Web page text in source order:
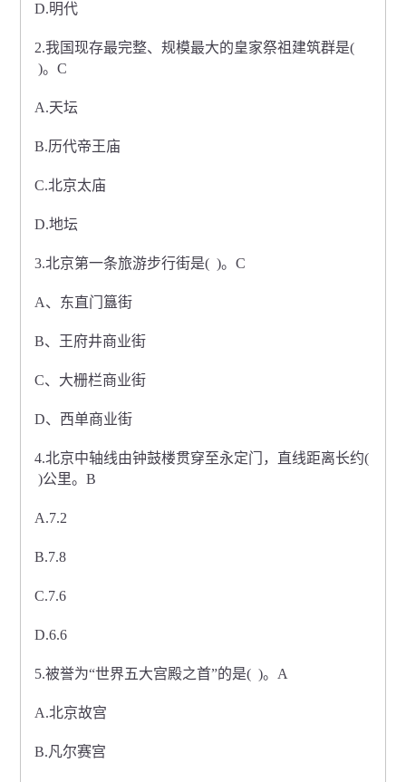
D.明代
2.我国现存最完整、规模最大的皇家祭祖建筑群是(
)。C
A.天坛
B.历代帝王庙
C.北京太庙
D.地坛
3.北京第一条旅游步行街是( )。C
A、东直门簋街
B、王府井商业街
C、大栅栏商业街
D、西单商业街
4.北京中轴线由钟鼓楼贯穿至永定门，直线距离长约(
)公里。B
A.7.2
B.7.8
C.7.6
D.6.6
5.被誉为“世界五大宫殿之首”的是( )。A
A.北京故宫
B.凡尔赛宫